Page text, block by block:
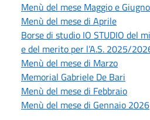
Menù del mese Maggio e
Menù del mese di Aprile
Borse di studio IO STUDIO del
e del merito per l’A.S. 2025/
Menù del mese di Marzo
Memorial Gabriele De Bari
Menù del mese di Febbraio
Menù del mese di Gennaio 2026